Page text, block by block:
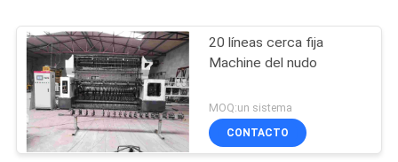
20 líneas cerca fija
Machine del nudo
MOQ:un sistema
CONTACTO